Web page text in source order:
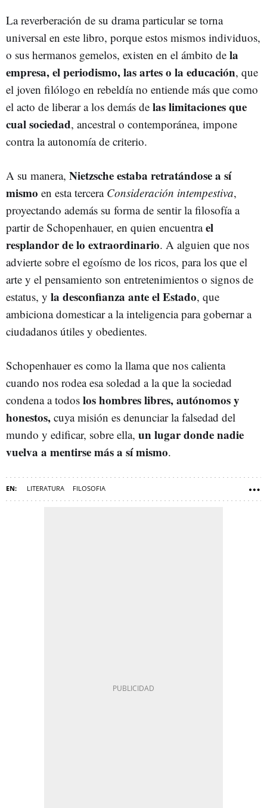
La reverberación de su drama particular se torna
universal en este libro, porque estos mismos individuos,
o sus hermanos gemelos, existen en el ámbito de la
empresa, el periodismo, las artes o la educación, que
el joven filólogo en rebeldía no entiende más que como
el acto de liberar a los demás de las limitaciones que
cual sociedad, ancestral o contemporánea, impone
contra la autonomía de criterio.
A su manera, Nietzsche estaba retratándose a sí
mismo en esta tercera Consideración intempestiva,
proyectando además su forma de sentir la filosofía a
partir de Schopenhauer, en quien encuentrael
resplandor de lo extraordinario. A alguien que nos
advierte sobre el egoísmo de los ricos, para los que el
arte y el pensamiento son entretenimientos o signos de
estatus, y la desconfianza ante el Estado, que
ambiciona domesticar a la inteligencia para gobernar a
ciudadanos útiles y obedientes.
Schopenhauer es como la llama que nos calienta
cuando nos rodea esa soledad a la que la sociedad
condena a todos los hombres libres, autónomos y
honestos, cuya misión es denunciar la falsedad del
mundo y edificar, sobre ella, un lugar donde nadie
vuelva a mentirse más a sí mismo.
LITERATURA FILOSOFIA